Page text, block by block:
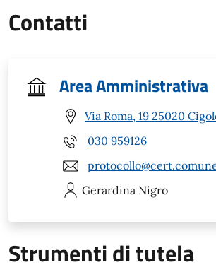
Contatti
Area Amministrativa
Via Roma, 19 25020
030 959126
Gerardina Nigro
Strumenti di tutela